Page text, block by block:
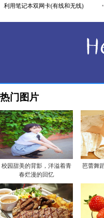
利用笔记本双网卡(有线和无线)
热门图片
校园甜美的背影，洋溢着青
春烂漫的回忆
芭蕾舞